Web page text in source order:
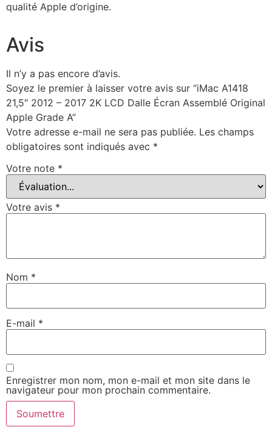
qualité Apple d’origine.
Avis
Il n’y a pas encore d’avis.
Soyez le premier à laisser votre avis sur “iMac A1418
21,5″ 2012 – 2017 2K LCD Dalle Écran Assemblé Original
Apple Grade A”
Votre adresse e-mail ne sera pas publiée. Les champs
obligatoires sont indiqués avec *
Votre note *
Votre avis *
Nom *
E-mail *
Enregistrer mon nom, mon e-mail et mon site dans le
navigateur pour mon prochain commentaire.